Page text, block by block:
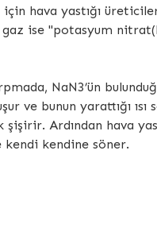
hava yastığı
ise "potasyum
NaN3’ün
ve bunun yarattığı ısı
Ardından hava
kendi kendine söner.